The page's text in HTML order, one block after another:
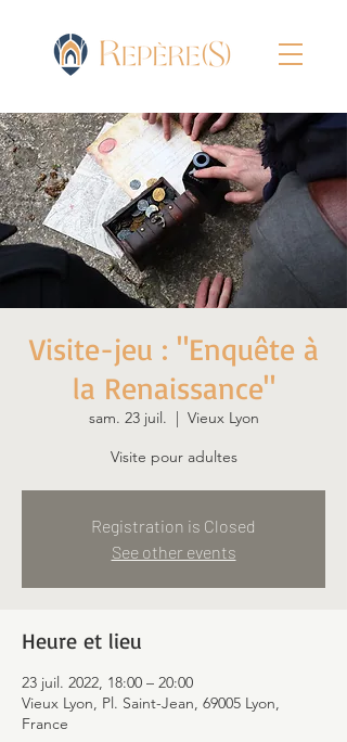
Visite-jeu : "Enquête à
la Renaissance"
sam. 23 juil.
  |
Vieux Lyon
Visite pour adultes
Registration is Closed
See other events
Heure et lieu
23 juil. 2022, 18:00 – 20:00
Vieux Lyon, Pl. Saint-Jean, 69005 Lyon,
France